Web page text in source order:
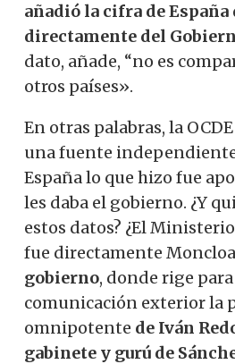
añadió la cifra de España
directamente del
dato, añade, “no es
otros países».
En otras palabras, la
una fuente
España lo que hizo fue
les daba el gobierno. ¿Y
estos datos? ¿El
fue directamente
gobierno, donde rige
comunicación exterior la
omnipotente de Iván
gabinete y gurú de